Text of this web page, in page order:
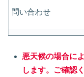
問い合わせ
悪天候の場合に
します。ご確認